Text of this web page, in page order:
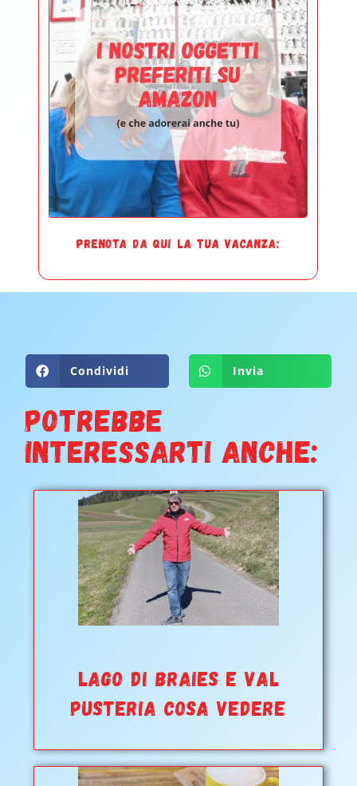
PRENOTA DA QUI LA TUA VACANZA:
Condividi Invia
POTREBBE
INTERESSARTI ANCHE:
Lago di Braies e Val
Pusteria cosa vedere